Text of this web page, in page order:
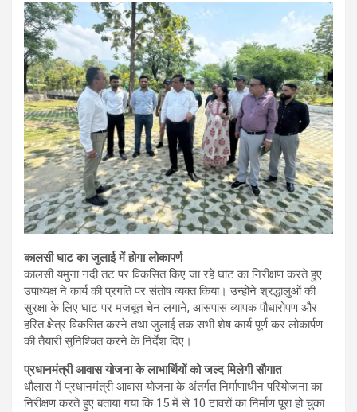
कालसी घाट का जुलाई में होगा लोकापर्ण
कालसी यमुना नदी तट पर विकसित किए जा रहे घाट का निरीक्षण करते हुए
उपाध्यक्ष ने कार्य की प्रगति पर संतोष व्यक्त किया। उन्होंने श्रद्धालुओं की
सुरक्षा के लिए घाट पर मजबूत चेन लगाने, आसपास व्यापक पौधारोपण और
हरित क्षेत्र विकसित करने तथा जुलाई तक सभी शेष कार्य पूर्ण कर लोकार्पण
की तैयारी सुनिश्चित करने के निर्देश दिए।
प्रधानमंत्री आवास योजना के लाभार्थियों को जल्द मिलेगी सौगात
धौलास में प्रधानमंत्री आवास योजना के अंतर्गत निर्माणाधीन परियोजना का
निरीक्षण करते हुए बताया गया कि 15 में से 10 टावरों का निर्माण पूरा हो चुका